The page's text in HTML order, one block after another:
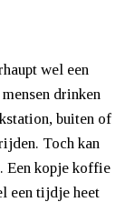
wel een
drinken
buiten of
Toch kan
Een kopje koffie
een tijdje heet